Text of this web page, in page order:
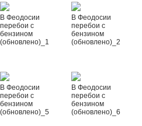
В Феодосии
перебои с
бензином
(обновлено)_1
В Феодосии
перебои с
бензином
(обновлено)_2
В Феодосии
перебои с
бензином
(обновлено)_5
В Феодосии
перебои с
бензином
(обновлено)_6